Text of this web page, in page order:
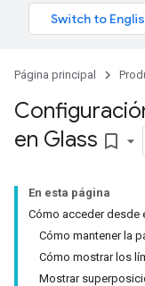
Página principal
en Glass bookmark_border
En esta página
Cómo acceder desde
Cómo mantener la
Cómo mostrar los
Mostrar